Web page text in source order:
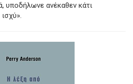
υποδήλωνε ανέκαθεν κάτι